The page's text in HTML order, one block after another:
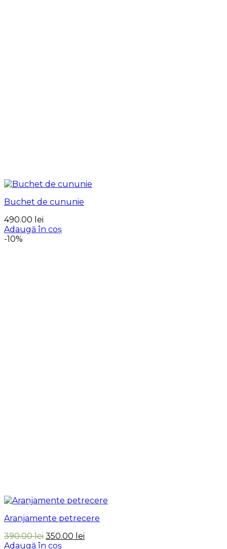
Buchet de cununie
490.00 lei
Adaugă în coș
-10%
Aranjamente petrecere
390.00lei Prețul
inițial
350.00 lei
Adaugă în coș